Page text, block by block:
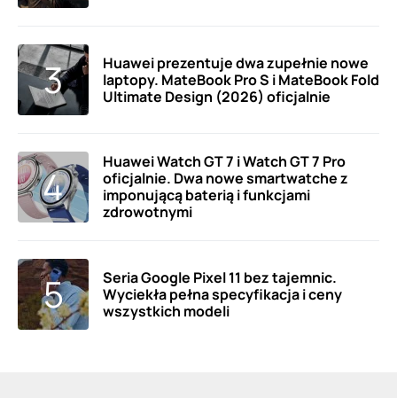
Huawei prezentuje dwa zupełnie nowe
laptopy. MateBook Pro S i MateBook Fold
Ultimate Design (2026) oficjalnie
Huawei Watch GT 7 i Watch GT 7 Pro
oficjalnie. Dwa nowe smartwatche z
imponującą baterią i funkcjami
zdrowotnymi
Seria Google Pixel 11 bez tajemnic.
Wyciekła pełna specyfikacja i ceny
wszystkich modeli